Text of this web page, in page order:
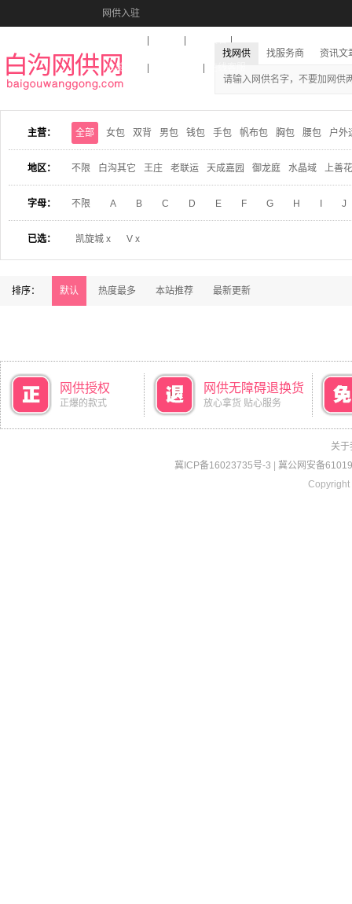
网供入驻
收藏本站
找网供 找服务商 资讯文
主营： 全部 女包 双背 男包 钱包 手包 帆布包 胸包 腰包 户外
地区： 不限 白沟其它 王庄 老联运 天成嘉园 御龙庭 水晶域 上善
字母： 不限 A B C D E F G H J
已选： 凯旋城 x V x
排序： 默认 热度最多 本站推荐 最新更新
网供授权
正爆的款式
网供无障碍退换货
放心拿货 贴心服务
关于
冀ICP备16023735号-3
冀公网安备